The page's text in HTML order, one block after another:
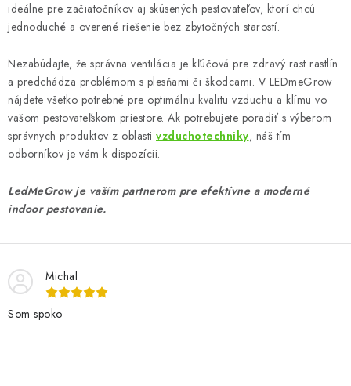
ideálne pre začiatočníkov aj skúsených pestovateľov, ktorí chcú
jednoduché a overené riešenie bez zbytočných starostí.
Nezabúdajte, že správna ventilácia je kľúčová pre zdravý rast rastlín
a predchádza problémom s plesňami či škodcami. V LEDmeGrow
nájdete všetko potrebné pre optimálnu kvalitu vzduchu a klímu vo
vašom pestovateľskom priestore. Ak potrebujete poradiť s výberom
správnych produktov z oblasti vzduchotechniky, náš tím
odborníkov je vám k dispozícii.
LedMeGrow je vaším partnerom pre efektívne a moderné
indoor pestovanie.
Michal
Som spoko